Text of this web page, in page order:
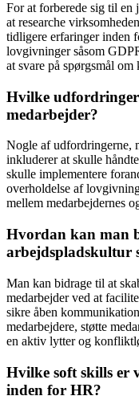
For at forberede sig til
at researche
tidligere erfaringer inden
lovgivninger såsom
at svare på spørgsmål
Hvilke
medarbejder?
Nogle af udfordringerne,
inkluderer at skulle
skulle implementere
overholdelse af
mellem medarbejdernes
Hvordan kan man
arbejdspladskultur
Man kan bidrage til at
medarbejder ved at
sikre åben
medarbejdere, støtte
en aktiv lytter og
Hvilke soft skills er
inden for HR?